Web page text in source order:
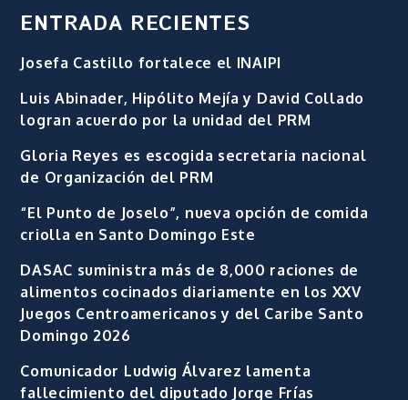
ENTRADA RECIENTES
Josefa Castillo fortalece el INAIPI
Luis Abinader, Hipólito Mejía y David Collado
logran acuerdo por la unidad del PRM
Gloria Reyes es escogida secretaria nacional
de Organización del PRM
“El Punto de Joselo”, nueva opción de comida
criolla en Santo Domingo Este
DASAC suministra más de 8,000 raciones de
alimentos cocinados diariamente en los XXV
Juegos Centroamericanos y del Caribe Santo
Domingo 2026
Comunicador Ludwig Álvarez lamenta
fallecimiento del diputado Jorge Frías